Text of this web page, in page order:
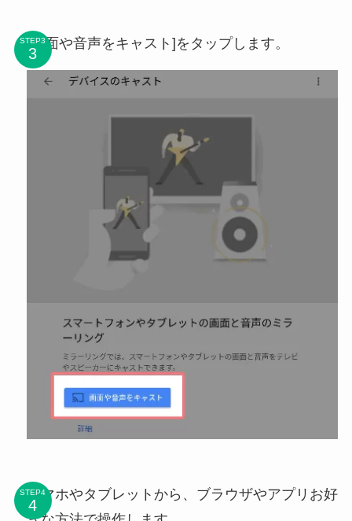
STEP3
[画面や音声をキャスト]をタップします。
STEP4
スマホやタブレットから、ブラウザやアプリお好